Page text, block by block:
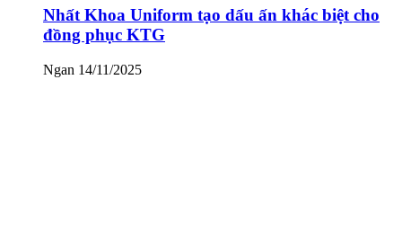
Nhất Khoa Uniform tạo dấu ấn khác biệt cho
đồng phục KTG
Ngan 14/11/2025